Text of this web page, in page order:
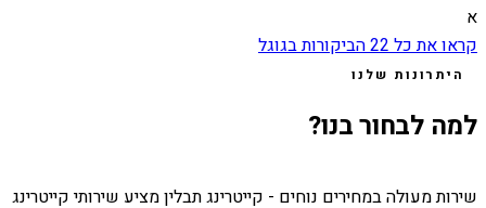
א
קראו את כל 22הביקורות בגוגל
היתרונות שלנו
למה לבחור בנו?
שירות מעולה במחירים נוחים - קייטרינג תבלין מציע שירותי קייטרינג